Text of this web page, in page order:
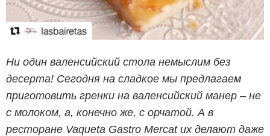
Ни один валенсийский стола немыслим без
десерта! Сегодня на сладкое мы предлагаем
приготовить гренки на валенсийский манер – не
с молоком, а, конечно же, с орчатой. А в
ресторане Vaqueta Gastro Mercat их делают даже